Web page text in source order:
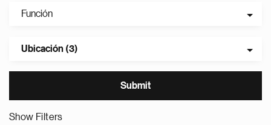
Función
Ubicación (3)
Show Filters